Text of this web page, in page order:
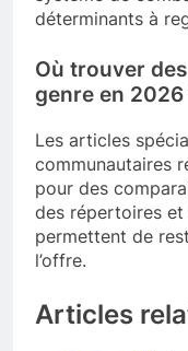
déterminants à
Où trouver
genre en 2026
Les articles
communautaires
pour des
des répertoires
permettent de
l’offre.
Articles